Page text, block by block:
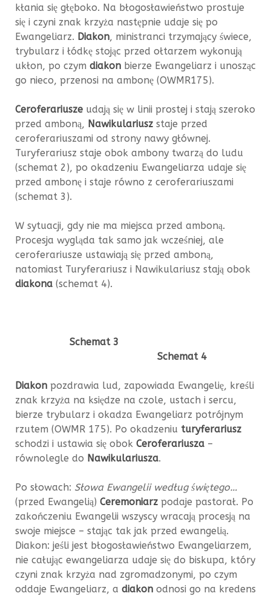
kłania się głęboko. Na błogosławieństwo prostuje
się i czyni znak krzyża następnie udaje się po
Ewangeliarz. Diakon, ministranci trzymający świece,
trybularz i łódkę stojąc przed ołtarzem wykonują
ukłon, po czym diakon bierze Ewangeliarz i unosząc
go nieco, przenosi na ambonę (OWMR175).
Ceroferariusze udają się w linii prostej i stają szeroko
przed amboną, Nawikulariusz staje przed
ceroferariuszami od strony nawy głównej.
Turyferariusz staje obok ambony twarzą do ludu
(schemat 2), po okadzeniu Ewangeliarza udaje się
przed ambonę i staje równo z ceroferariuszami
(schemat 3).
W sytuacji, gdy nie ma miejsca przed amboną.
Procesja wygląda tak samo jak wcześniej, ale
ceroferariusze ustawiają się przed amboną,
natomiast Turyferariusz i Nawikulariusz stają obok
diakona (schemat 4).
Schemat 3
Schemat 4
Diakon pozdrawia lud, zapowiada Ewangelię, kreśli
znak krzyża na księdze na czole, ustach i sercu,
bierze trybularz i okadza Ewangeliarz potrójnym
rzutem (OWMR 175). Po okadzeniu turyferariusz
schodzi i ustawia się obok Ceroferariusza –
równolegle do Nawikulariusza.
Po słowach: Słowa Ewangelii według świętego…
(przed Ewangelią) Ceremoniarz podaje pastorał. Po
zakończeniu Ewangelii wszyscy wracają procesją na
swoje miejsce – stając tak jak przed ewangelią.
Diakon: jeśli jest błogosławieństwo Ewangeliarzem,
nie całując ewangeliarza udaje się do biskupa, który
czyni znak krzyża nad zgromadzonymi, po czym
oddaje Ewangeliarz, a diakon odnosi go na kredens